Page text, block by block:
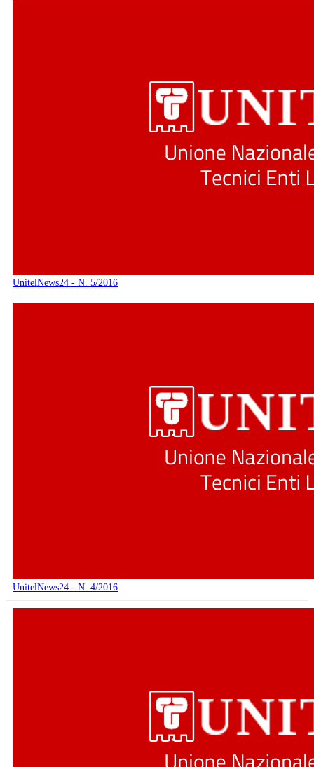
UnitelNews24 - N. 5/2016
UnitelNews24 - N. 4/2016